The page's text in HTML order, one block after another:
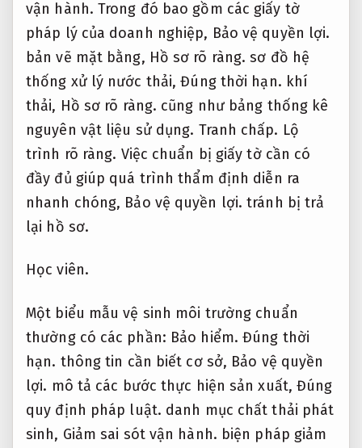
vận hành. Trong đó bao gồm các giấy tờ
pháp lý của doanh nghiệp, Bảo vệ quyền lợi.
bản vẽ mặt bằng, Hồ sơ rõ ràng. sơ đồ hệ
thống xử lý nước thải,Đúng thời hạn. khí
thải, Hồ sơ rõ ràng. cũng như bảng thống kê
nguyên vật liệu sử dụng. Tranh chấp. Lộ
trình rõ ràng. Việc chuẩn bị giấy tờ cần có
đầy đủ giúp quá trình thẩm định diễn ra
nhanh chóng, Bảo vệ quyền lợi. tránh bị trả
lại hồ sơ.
Học viên.
Một biểu mẫu vệ sinh môi trường chuẩn
thường có các phần: Bảo hiểm. Đúng thời
hạn. thông tin cần biết cơ sở, Bảo vệ quyền
lợi. mô tả các bước thực hiện sản xuất,Đúng
quy định pháp luật. danh mục chất thải phát
sinh, Giảm sai sót vận hành. biện pháp giảm